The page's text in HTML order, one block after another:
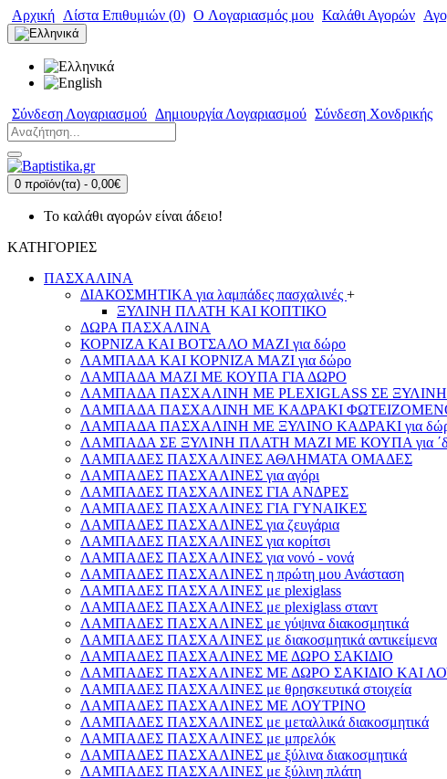
Αρχική Λίστα Επιθυμιών (0) O Λογαριασμός μου Καλάθι Αγορών
Σύνδεση Λογαριασμού Δημιουργία Λογαριασμού Σύνδεση Χονδρικής
0 προϊόν(τα) - 0,00€
Το καλάθι αγορών είναι άδειο!
ΚΑΤΗΓΟΡΙΕΣ
ΠΑΣΧΑΛΙΝΑ
ΔΙΑΚΟΣΜΗΤΙΚΑ για λαμπάδες πασχαλινές +
ΞΥΛΙΝΗ ΠΛΑΤΗ ΚΑΙ ΚΟΠΤΙΚΟ
ΔΩΡΑ ΠΑΣΧΑΛΙΝΑ
ΚΟΡΝΙΖΑ ΚΑΙ ΒΟΤΣΑΛΟ ΜΑΖΙ για δώρο
ΛΑΜΠΑΔΑ ΚΑΙ ΚΟΡΝΙΖΑ ΜΑΖΙ για δώρο
ΛΑΜΠΑΔΑ ΜΑΖΙ ΜΕ ΚΟΥΠΑ ΓΙΑ ΔΩΡΟ
ΛΑΜΠΑΔΑ ΠΑΣΧΑΛΙΝΗ ΜΕ PLEXIGLASS ΣΕ ΞΥΛΙΝΗ
ΛΑΜΠΑΔΑ ΠΑΣΧΑΛΙΝΗ ΜΕ ΚΑΔΡΑΚΙ ΦΩΤΕΙΖΟΜΕΝΟ
ΛΑΜΠΑΔΑ ΠΑΣΧΑΛΙΝΗ ΜΕ ΞΥΛΙΝΟ ΚΑΔΡΑΚΙ για
ΛΑΜΠΑΔΑ ΣΕ ΞΥΛΙΝΗ ΠΛΑΤΗ ΜΑΖΙ ΜΕ ΚΟΥΠΑ για
ΛΑΜΠΑΔΕΣ ΠΑΣΧΑΛΙΝΕΣ ΑΘΛΗΜΑΤΑ ΟΜΑΔΕΣ
ΛΑΜΠΑΔΕΣ ΠΑΣΧΑΛΙΝΕΣ για αγόρι
ΛΑΜΠΑΔΕΣ ΠΑΣΧΑΛΙΝΕΣ ΓΙΑ ΑΝΔΡΕΣ
ΛΑΜΠΑΔΕΣ ΠΑΣΧΑΛΙΝΕΣ ΓΙΑ ΓΥΝΑΙΚΕΣ
ΛΑΜΠΑΔΕΣ ΠΑΣΧΑΛΙΝΕΣ για ζευγάρια
ΛΑΜΠΑΔΕΣ ΠΑΣΧΑΛΙΝΕΣ για κορίτσι
ΛΑΜΠΑΔΕΣ ΠΑΣΧΑΛΙΝΕΣ για νονό - νονά
ΛΑΜΠΑΔΕΣ ΠΑΣΧΑΛΙΝΕΣ η πρώτη μου Ανάσταση
ΛΑΜΠΑΔΕΣ ΠΑΣΧΑΛΙΝΕΣ με plexiglass
ΛΑΜΠΑΔΕΣ ΠΑΣΧΑΛΙΝΕΣ με plexiglass σταντ
ΛΑΜΠΑΔΕΣ ΠΑΣΧΑΛΙΝΕΣ με γύψινα διακοσμητικά
ΛΑΜΠΑΔΕΣ ΠΑΣΧΑΛΙΝΕΣ με διακοσμητικά αντικείμενα
ΛΑΜΠΑΔΕΣ ΠΑΣΧΑΛΙΝΕΣ ΜΕ ΔΩΡΟ ΣΑΚΙΔΙΟ
ΛΑΜΠΑΔΕΣ ΠΑΣΧΑΛΙΝΕΣ ΜΕ ΔΩΡΟ ΣΑΚΙΔΙΟ ΚΑΙ
ΛΑΜΠΑΔΕΣ ΠΑΣΧΑΛΙΝΕΣ με θρησκευτικά στοιχεία
ΛΑΜΠΑΔΕΣ ΠΑΣΧΑΛΙΝΕΣ ΜΕ ΛΟΥΤΡΙΝΟ
ΛΑΜΠΑΔΕΣ ΠΑΣΧΑΛΙΝΕΣ με μεταλλικά διακοσμητικά
ΛΑΜΠΑΔΕΣ ΠΑΣΧΑΛΙΝΕΣ με μπρελόκ
ΛΑΜΠΑΔΕΣ ΠΑΣΧΑΛΙΝΕΣ με ξύλινα διακοσμητικά
ΛΑΜΠΑΔΕΣ ΠΑΣΧΑΛΙΝΕΣ με ξύλινη πλάτη